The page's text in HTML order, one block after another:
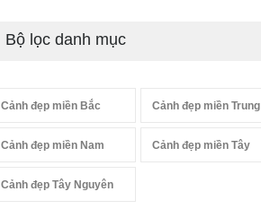
Bộ lọc danh mục
Cảnh đẹp miền Bắc Cảnh đẹp miền Trung
Cảnh đẹp miền Nam Cảnh đẹp miền Tây
Cảnh đẹp Tây Nguyên